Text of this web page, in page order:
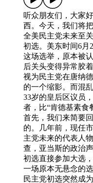
听众朋友们，大家
西。今天，我们将
全美民主党未来至
初选。美东时间6月
这场选举，原本被
后关头变得异常胶
视为民主党在唐纳
的一个缩影。而混
33岁的皇后区议员
者，比“肯德基素食
首先，我们来简要
的。几年前，现任
主党未来的代表人
查，亚当斯的政治
初选直接参加大选
一场原本无悬念的
民主党初选突然成